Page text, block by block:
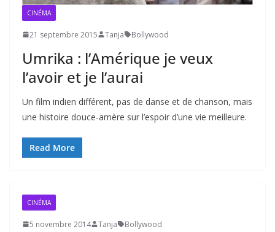
CINÉMA
21 septembre 2015 Tanja Bollywood
Umrika : l’Amérique je veux
l’avoir et je l’aurai
Un film indien différent, pas de danse et de chanson, mais
une histoire douce-amère sur l’espoir d’une vie meilleure.
Read More
CINÉMA
5 novembre 2014 Tanja Bollywood